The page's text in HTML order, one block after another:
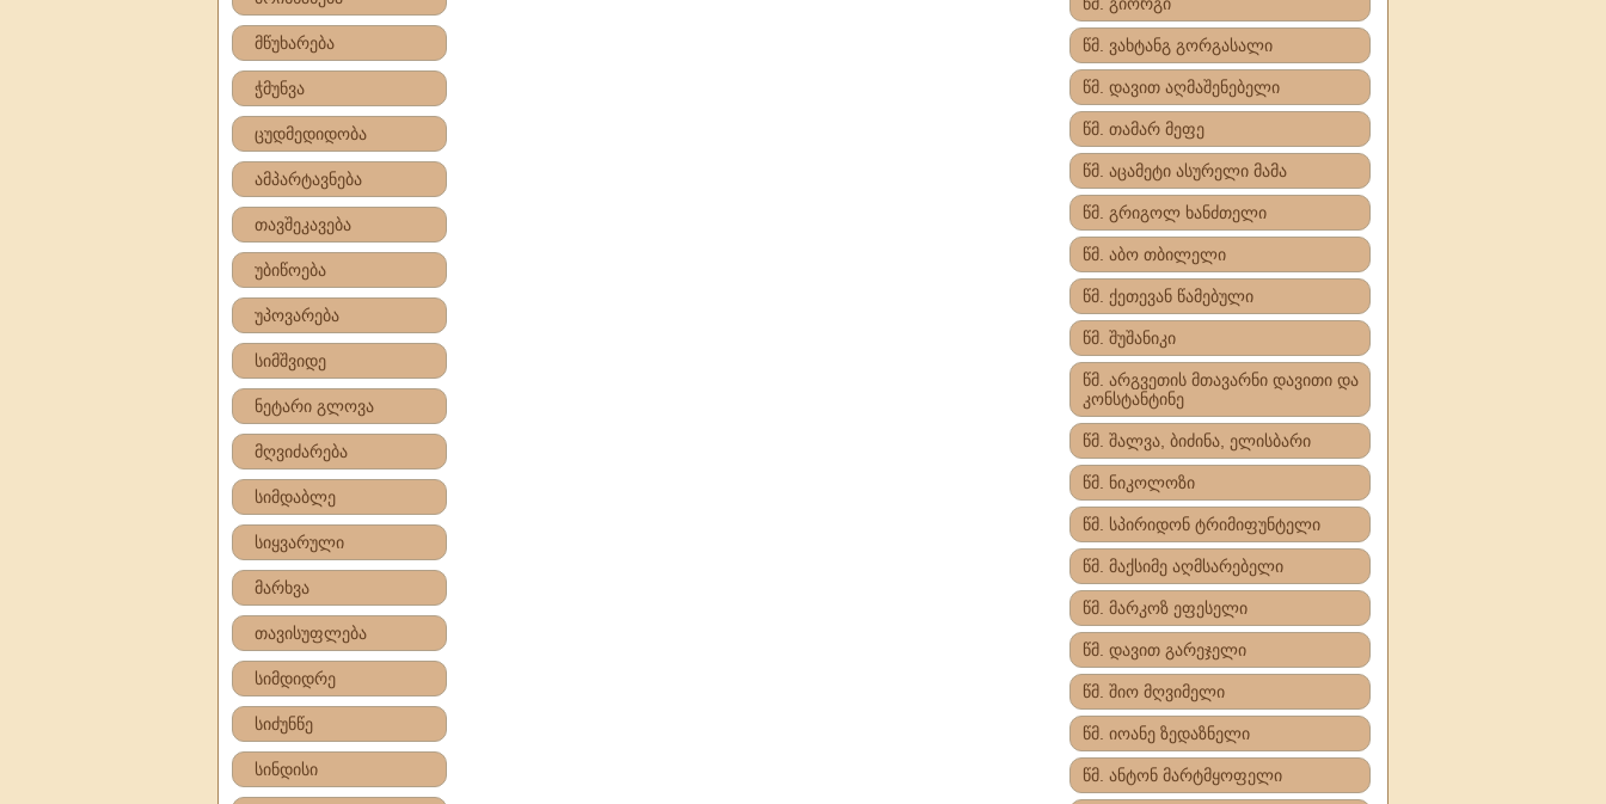
მწუხარება
ჭმუნვა
ცუდმედიდობა
ამპარტავნება
თავშეკავება
უბიწოება
უპოვარება
სიმშვიდე
ნეტარი გლოვა
მღვიძარება
სიმდაბლე
სიყვარული
მარხვა
თავისუფლება
სიმდიდრე
სიძუნწე
სინდისი
წმ. ვახტანგ გორგასალი
წმ. დავით აღმაშენებელი
წმ. თამარ მეფე
წმ. აცამეტი ასურელი მამა
წმ. გრიგოლ ხანძთელი
წმ. აბო თბილელი
წმ. ქეთევან წამებული
წმ. შუშანიკი
წმ. არგვეთის მთავარნი დავითი და
კონსტანტინე
წმ. შალვა, ბიძინა, ელისბარი
წმ. ნიკოლოზი
წმ. სპირიდონ ტრიმიფუნტელი
წმ. მაქსიმე აღმსარებელი
წმ. მარკოზ ეფესელი
წმ. დავით გარეჯელი
წმ. შიო მღვიმელი
წმ. იოანე ზედაზნელი
წმ. ანტონ მარტმყოფელი